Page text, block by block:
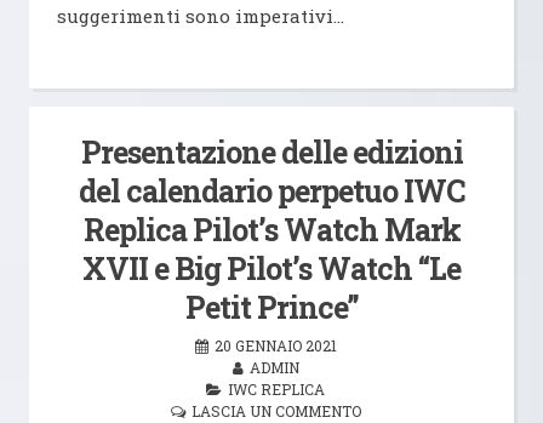
suggerimenti sono imperativi…
Presentazione delle edizioni
del calendario perpetuo IWC
Replica Pilot’s Watch Mark
XVII e Big Pilot’s Watch “Le
Petit Prince”
20 GENNAIO 2021
ADMIN
IWC REPLICA
LASCIA UN COMMENTO